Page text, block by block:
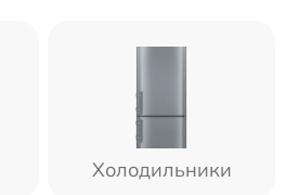
Холодильники